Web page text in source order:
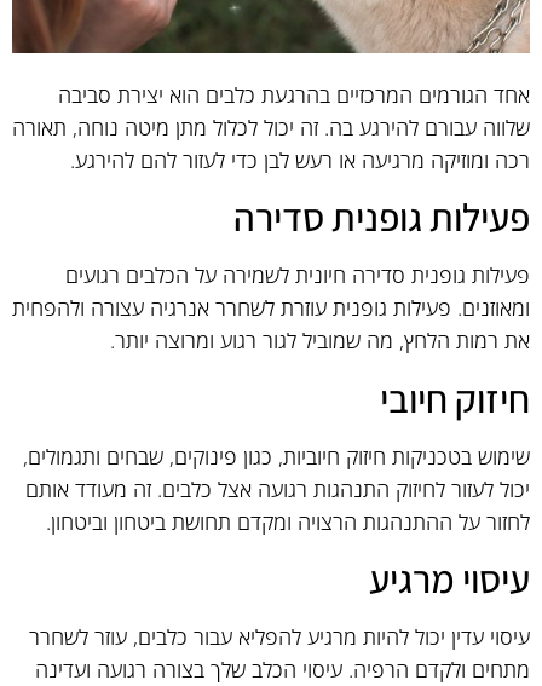
אחד הגורמים המרכזיים בהרגעת כלבים הוא יצירת סביבה
שלווה עבורם להירגע בה. זה יכול לכלול מתן מיטה נוחה, תאורה
רכה ומוזיקה מרגיעה או רעש לבן כדי לעזור להם להירגע.
פעילות גופנית סדירה
פעילות גופנית סדירה חיונית לשמירה על הכלבים רגועים
ומאוזנים. פעילות גופנית עוזרת לשחרר אנרגיה עצורה ולהפחית
את רמות הלחץ, מה שמוביל לגור רגוע ומרוצה יותר.
חיזוק חיובי
שימוש בטכניקות חיזוק חיוביות, כגון פינוקים, שבחים ותגמולים,
יכול לעזור לחיזוק התנהגות רגועה אצל כלבים. זה מעודד אותם
לחזור על ההתנהגות הרצויה ומקדם תחושת ביטחון וביטחון.
עיסוי מרגיע
עיסוי עדין יכול להיות מרגיע להפליא עבור כלבים, עוזר לשחרר
מתחים ולקדם הרפיה. עיסוי הכלב שלך בצורה רגועה ועדינה